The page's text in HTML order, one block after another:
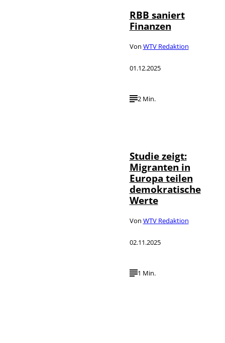
RBB saniert
Finanzen
Von WTV Redaktion
01.12.2025
2 Min.
Studie zeigt:
Migranten in
Europa teilen
demokratische
Werte
Von WTV Redaktion
02.11.2025
1 Min.